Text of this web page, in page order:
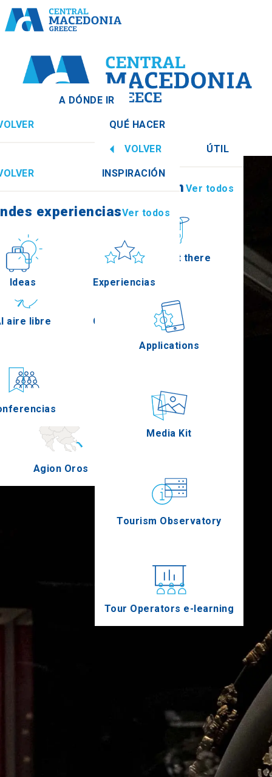
A DÓNDE IR
Imathia
Agion Oros
QUÉ HACER
Cultura
aire libre Gastronomía
VOLVER ÚTIL
Información Ver todos
How to get there
Applications
Media Kit
Tourism Observatory
Tour Operators e-learning
INSPIRACIÓN
experienciasVer todos
Ideas Experiencias